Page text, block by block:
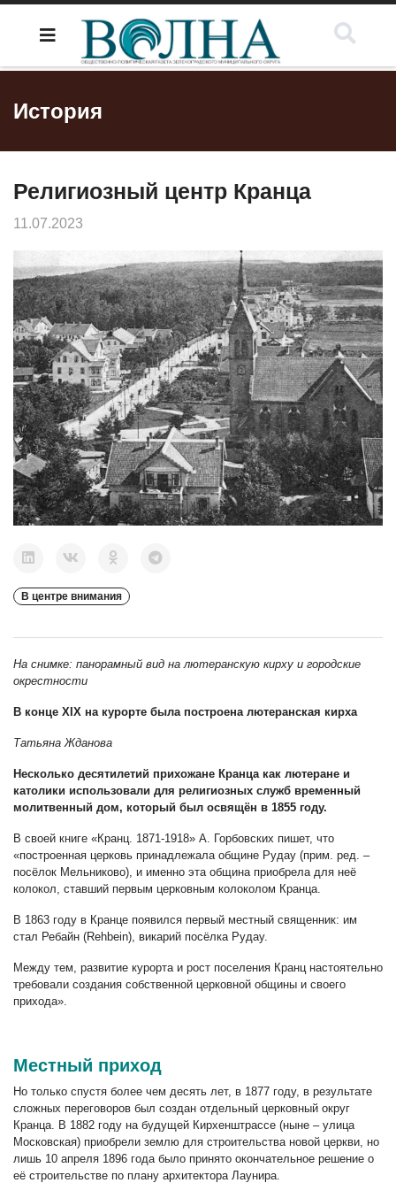
История
Религиозный центр Кранца
11.07.2023
В центре внимания
На снимке: панорамный вид на лютеранскую кирху и городские
окрестности
В конце XIX на курорте была построена лютеранская кирха
Татьяна Жданова
Несколько десятилетий прихожане Кранца как лютеране и
католики использовали для религиозных служб временный
молитвенный дом, который был освящён в 1855 году.
В своей книге «Кранц. 1871-1918» А. Горбовских пишет, что
«построенная церковь принадлежала общине Рудау (прим. ред. –
посёлок Мельниково), и именно эта община приобрела для неё
колокол, ставший первым церковным колоколом Кранца.
В 1863 году в Кранце появился первый местный священник: им
стал Ребайн (Rehbein), викарий посёлка Рудау.
Между тем, развитие курорта и рост поселения Кранц настоятельно
требовали создания собственной церковной общины и своего
прихода».
Местный приход
Но только спустя более чем десять лет, в 1877 году, в результате
сложных переговоров был создан отдельный церковный округ
Кранца. В 1882 году на будущей Кирхенштрассе (ныне – улица
Московская) приобрели землю для строительства новой церкви, но
лишь 10 апреля 1896 года было принято окончательное решение о
её строительстве по плану архитектора Лаунира.